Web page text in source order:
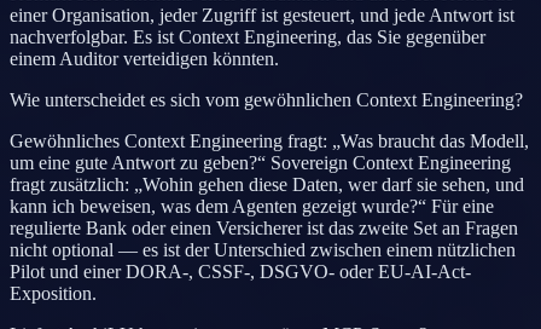
einer Organisation, jeder Zugriff ist gesteuert, und jede Antwort ist
nachverfolgbar. Es ist Context Engineering, das Sie gegenüber
einem Auditor verteidigen könnten.
Wie unterscheidet es sich vom gewöhnlichen Context Engineering?
Gewöhnliches Context Engineering fragt: „Was braucht das Modell,
um eine gute Antwort zu geben?“ Sovereign Context Engineering
fragt zusätzlich: „Wohin gehen diese Daten, wer darf sie sehen, und
kann ich beweisen, was dem Agenten gezeigt wurde?“ Für eine
regulierte Bank oder einen Versicherer ist das zweite Set an Fragen
nicht optional — es ist der Unterschied zwischen einem nützlichen
Pilot und einer DORA-, CSSF-, DSGVO- oder EU-AI-Act-
Exposition.